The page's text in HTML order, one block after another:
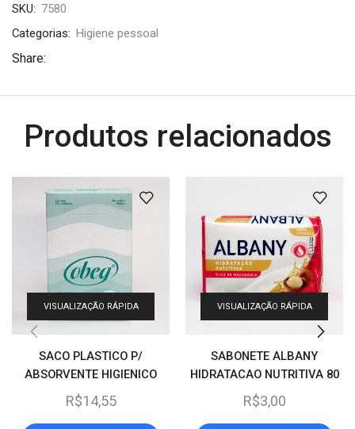
SKU: 7580
Categorias: Higiene pessoal
Share:
Produtos relacionados
VISUALIZAÇÃO RÁPIDA
SACO PLASTICO P/
ABSORVENTE HIGIENICO
OBEG C/25 VERDE
R$14,55
VISUALIZAÇÃO RÁPIDA
SABONETE ALBANY
HIDRATACAO NUTRITIVA 80
G.
R$3,00